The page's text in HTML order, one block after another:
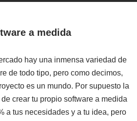
a medida
hay una inmensa variedad de
de todo tipo, pero como decimos,
es un mundo. Por supuesto la
crear tu propio software a medida
a tus necesidades y a tu idea, pero